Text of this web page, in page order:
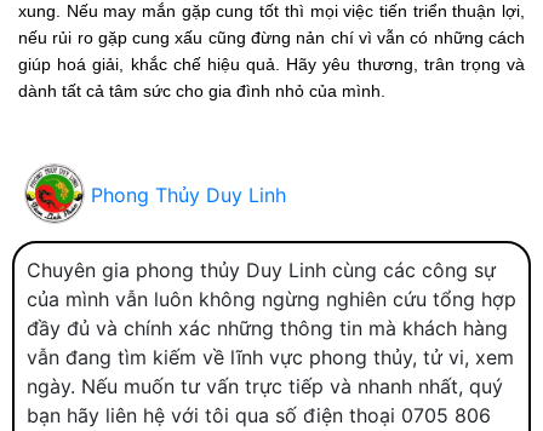
xung. Nếu may mắn gặp cung tốt thì mọi việc tiến triển thuận lợi,
nếu rủi ro gặp cung xấu cũng đừng nản chí vì vẫn có những cách
giúp hoá giải, khắc chế hiệu quả. Hãy yêu thương, trân trọng và
dành tất cả tâm sức cho gia đình nhỏ của mình.
Phong Thủy Duy Linh
Chuyên gia phong thủy Duy Linh cùng các công sự
của mình vẫn luôn không ngừng nghiên cứu tổng hợp
đầy đủ và chính xác những thông tin mà khách hàng
vẫn đang tìm kiếm về lĩnh vực phong thủy, tử vi, xem
ngày. Nếu muốn tư vấn trực tiếp và nhanh nhất, quý
bạn hãy liên hệ với tôi qua số điện thoại 0705 806